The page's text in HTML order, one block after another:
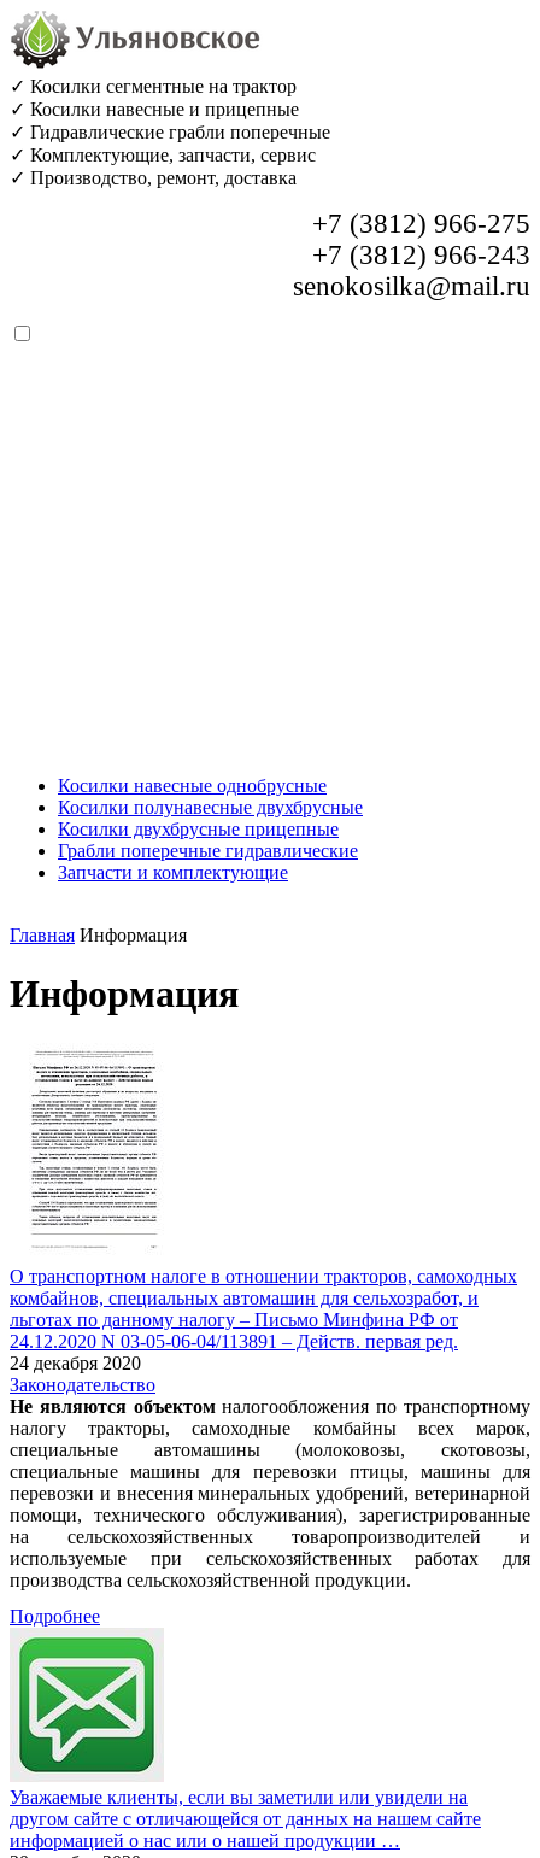
✓ Косилки сегментные на трактор
✓ Косилки навесные и прицепные
✓ Гидравлические грабли поперечные
✓ Комплектующие, запчасти, сервис
✓ Производство, ремонт, доставка
+7 (3812) 966-275
+7 (3812) 966-243
senokosilka@mail.ru
Косилки навесные однобрусные
Косилки полунавесные двухбрусные
Косилки двухбрусные прицепные
Грабли поперечные гидравлические
Запчасти и комплектующие
Главная Информация
Информация
О транспортном налоге в отношении тракторов, самоходных
комбайнов, специальных автомашин для сельхозработ, и
льготах по данному налогу – Письмо Минфина РФ от
24.12.2020 N 03-05-06-04/113891 – Действ. первая ред.
24 декабря 2020
Законодательство
Не являются объектомналогообложения по транспортному
налогу тракторы, самоходные комбайны всех марок,
специальные автомашины (молоковозы, скотовозы,
специальные машины для перевозки птицы, машины для
перевозки и внесения минеральных удобрений, ветеринарной
помощи, технического обслуживания), зарегистрированные
на сельскохозяйственных товаропроизводителей и
используемые при сельскохозяйственных работах для
производства сельскохозяйственной продукции.
Подробнее
Уважаемые клиенты, если вы заметили или увидели на
другом сайте с отличающейся от данных на нашем сайте
информацией о нас или о нашей продукции …